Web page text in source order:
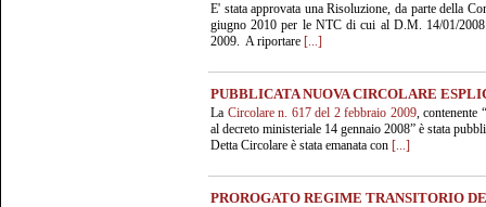
E' stata approvata una Risoluzione, da parte della
giugno 2010 per le NTC di cui al D.M. 14/01/
2009. A riportare [...]
PUBBLICATA NUOVA CIRCOLARE
La Circolare n. 617 del 2 febbraio 2009, contenente
al decreto ministeriale 14 gennaio 2008” è stata
Detta Circolare è stata emanata con [...]
PROROGATO REGIME TRANSITORIO